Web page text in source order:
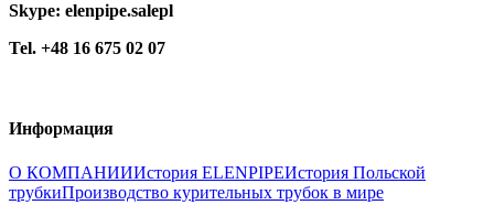
Skype: elenpipe.salepl
Tel. +48 16 675 02 07
Информация
О КОМПАНИИИстория ELENPIPEИстория Польской
трубкиПроизводство курительных трубок в мире